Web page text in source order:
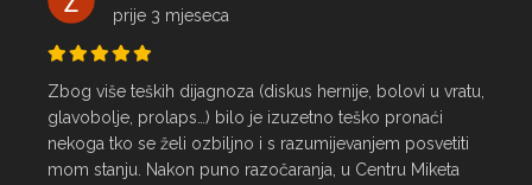
prije 3 mjeseca
Zbog više teških dijagnoza (diskus hernije, bolovi u vratu,
glavobolje, prolaps…) bilo je izuzetno teško pronaći
nekoga tko se želi ozbiljno i s razumijevanjem posvetiti
mom stanju. Nakon puno razočaranja, u Centru Miketa